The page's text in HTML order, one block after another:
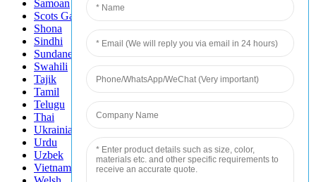
Samoan
Scots Gaelic
Shona
Sindhi
Sundanese
Swahili
Tajik
Tamil
Telugu
Thai
Ukrainian
Urdu
Uzbek
Vietnamese